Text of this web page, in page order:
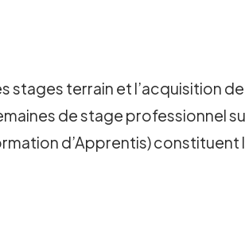
stages terrain et l’acquisition de
de stage professionnel
d’Apprentis) constituent